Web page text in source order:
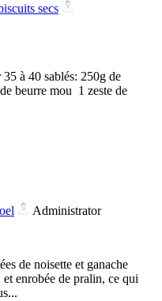
secs
à 40 sablés: 250g de
beurre mou 1 zeste de
Administrator
de noisette et ganache
enrobée de pralin, ce qui